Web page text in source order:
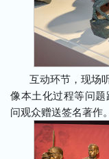
互动环节，现场
像本土化过程等问
问观众赠送签名著作。